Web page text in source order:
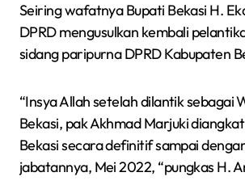
Seiring wafatnya Bupati Bekasi H.
DPRD mengusulkan kembali
sidang paripurna DPRD Kabupaten
“Insya Allah setelah dilantik sebagai
Bekasi, pak Akhmad Marjuki
Bekasi secara definitif sampai
jabatannya, Mei 2022, “pungkas H.